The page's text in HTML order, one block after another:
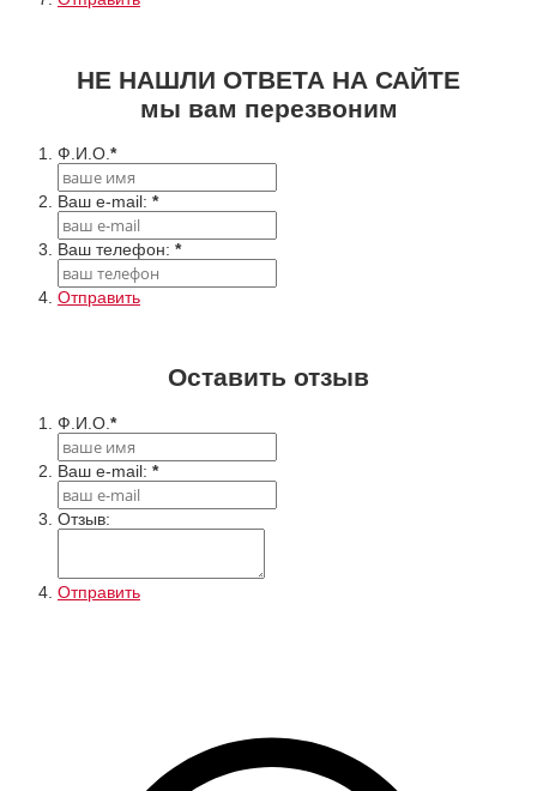
НЕ НАШЛИ ОТВЕТА НА САЙТЕ
мы вам перезвоним
Ф.И.О. *
Ваш e-mail: *
Ваш телефон: *
Отправить
Оставить отзыв
Ф.И.О. *
Ваш e-mail: *
Отзыв:
Отправить